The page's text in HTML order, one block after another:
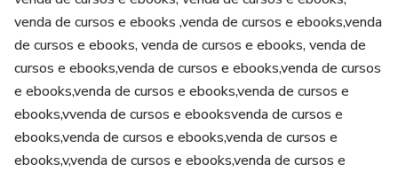
venda de cursos e ebooks ,venda de cursos e ebooks,venda
de cursos e ebooks, venda de cursos e ebooks, venda de
cursos e ebooks,venda de cursos e ebooks,venda de cursos
e ebooks,venda de cursos e ebooks,venda de cursos e
ebooks,vvenda de cursos e ebooksvenda de cursos e
ebooks,venda de cursos e ebooks,venda de cursos e
ebooks,v,venda de cursos e ebooks,venda de cursos e